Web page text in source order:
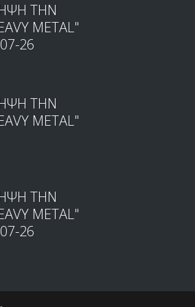
ΤΗΝ
METAL"
26
ΤΗΝ
METAL"
ΤΗΝ
METAL"
26